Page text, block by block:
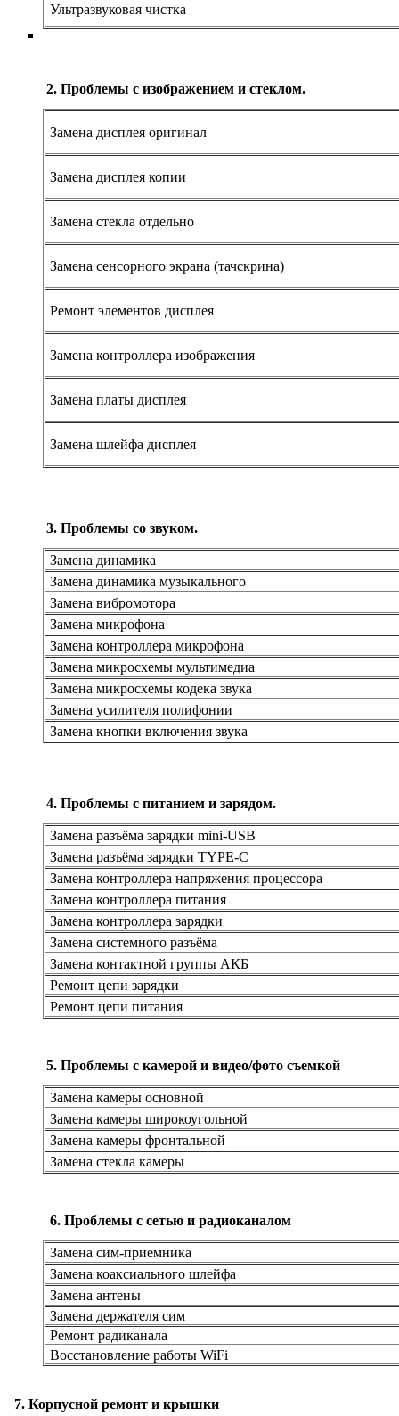
Ультразвуковая чистка
2. Проблемы с изображением и стеклом.
Замена дисплея оригинал
Замена дисплея копии
Замена стекла отдельно
Замена сенсорного экрана (тачскрина)
Ремонт элементов дисплея
Замена контроллера изображения
Замена платы дисплея
Замена шлейфа дисплея
3. Проблемы со звуком.
Замена динамика
Замена динамика музыкального
Замена вибромотора
Замена микрофона
Замена контроллера микрофона
Замена микросхемы мультимедиа
Замена микросхемы кодека звука
Замена усилителя полифонии
Замена кнопки включения звука
4. Проблемы с питанием и зарядом.
Замена разъёма зарядки mini-USB
Замена разъёма зарядки TYPE-C
Замена контроллера напряжения процессора
Замена контроллера питания
Замена контроллера зарядки
Замена системного разъёма
Замена контактной группы АКБ
Ремонт цепи зарядки
Ремонт цепи питания
5. Проблемы с камерой и видео/фото съемкой
Замена камеры основной
Замена камеры широкоугольной
Замена камеры фронтальной
Замена стекла камеры
6. Проблемы с сетью и радиоканалом
Замена сим-приемника
Замена коаксиального шлейфа
Замена антены
Замена держателя сим
Ремонт радиканала
Восстановление работы WiFi
7. Корпусной ремонт и крышки